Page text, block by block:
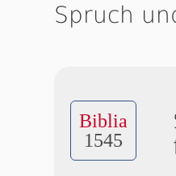
Spruch
Biblia
1545